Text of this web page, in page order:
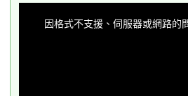
因格式不支援、伺服器或網路的